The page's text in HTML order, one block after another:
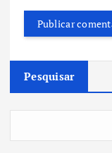
Pesquisar